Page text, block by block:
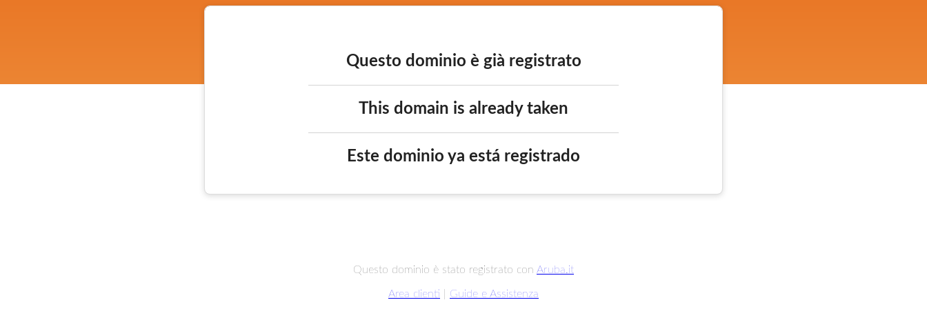
Questo dominio è già registrato
This domain is already taken
Este dominio ya está registrado
Questo dominio è stato registrato con Aruba.it
Area clienti Guide e Assistenza